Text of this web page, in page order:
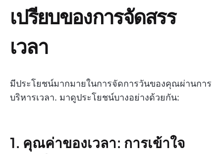
เปรียบของการจัดสรร
เวลา
มีประโยชน์มากมายในการจัดการวันของคุณผ่านการ
บริหารเวลา. มาดูประโยชน์บางอย่างด้วยกัน:
1. คุณค่าของเวลา: การเข้าใจ